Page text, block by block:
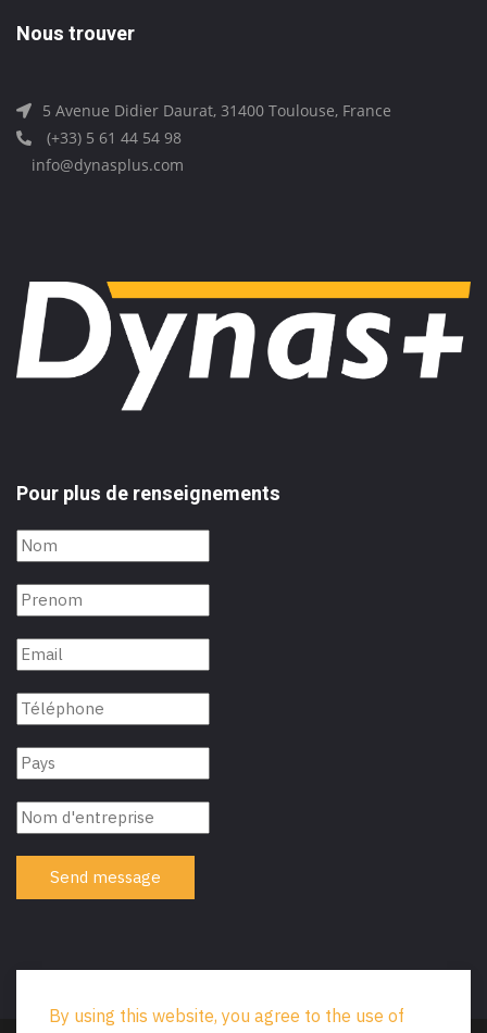
By using this website, you agree to the use of
Nous trouver
5 Avenue Didier Daurat, 31400 Toulouse, France
(+33) 5 61 44 54 98
info@dynasplus.com
Pour plus de renseignements
Send message